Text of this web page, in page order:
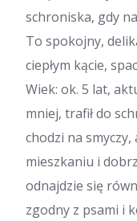
schroniska, gdy
To spokojny,
ciepłym kącie,
Wiek: ok. 5 lat,
mniej, trafił do
chodzi na
mieszkaniu i
odnajdzie się
zgodny z psami i